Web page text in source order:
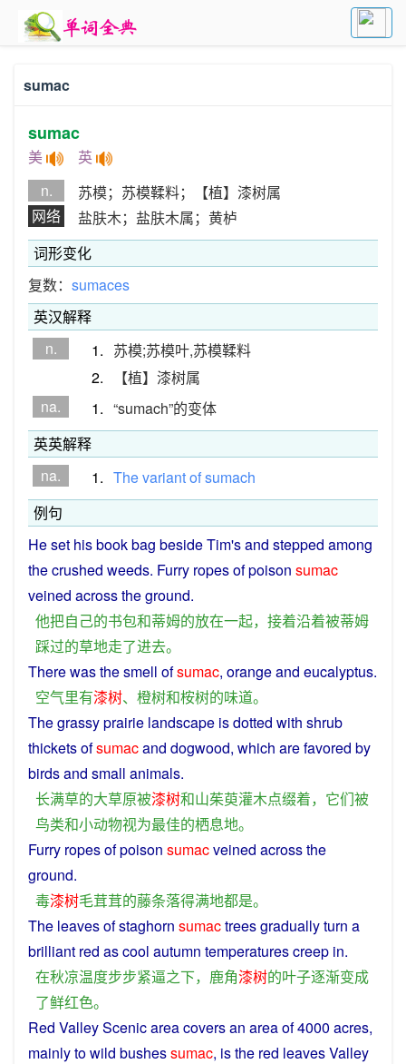
sumac
sumac
美 英
n.
苏模；苏模鞣料；【植】漆树属
网络
盐肤木；盐肤木属；黄栌
词形变化
复数： sumaces
英汉解释
n.
1. 苏模;苏模叶,苏模鞣料
2.
【植】漆树属
na.
1. “sumach”的变体
英英解释
na.
1. Thevariantofsumach
例句
Heset hisbookbag besideTim'sand stepped among
thecrushed weeds. Furry ropes of poison sumac
veined acrosstheground.
他把自己的书包和蒂姆的放在一起， 接着沿着被蒂姆
踩过的草地走了进去。
Therewas thesmell ofsumac, orangeand eucalyptus.
空气里有漆树、 橙树和桉树的味道。
Thegrassyprairie landscape isdotted with shrub
thicketsofsumacand dogwood, which arefavored by
birdsand small animals.
长满草的大草原被漆树和山茱萸灌木点缀着， 它们被
鸟类和小动物视为最佳的栖息地。
Furry ropesofpoison sumacveined acrossthe
ground.
毒漆树毛茸茸的藤条落得满地都是。
The leavesofstaghorn sumactreesgraduallyturn a
brilliant red ascool autumn temperaturescreep in.
在秋凉温度步步紧逼之下， 鹿角漆树的叶子逐渐变成
了鲜红色。
Red ValleyScenicareacoversan areaof4000 acres,
mainlytowild bushessumac, isthe red leavesValley